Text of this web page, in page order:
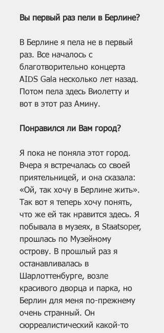
Вы первый раз пели в Берлине?
В Берлине я пела не в первый
раз. Все началось с
благотворительно концерта
AIDS Gala несколько лет назад.
Потом пела здесь Виолетту и
вот в этот раз Амину.
Понравился ли Вам город?
Я пока не поняла этот город.
Вчера я встречалась со своей
приятельницей, и она сказала:
«Ой, так хочу в Берлине жить».
Так вот я теперь хочу понять,
что же ей так нравится здесь. Я
побывала в музеях, в Staatsoper,
прошлась по Музейному
острову. В прошлый раз я
останавливалась в
Шарлоттенбурге, возле
красивого дворца и парка, но
Берлин для меня по-прежнему
очень странный. Он
сюрреалистический какой-то